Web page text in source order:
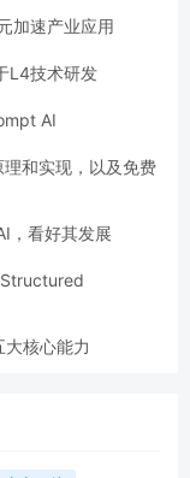
加速产业应用
L4技术研发
AI
和实现，以及免费
，看好其发展
核心能力